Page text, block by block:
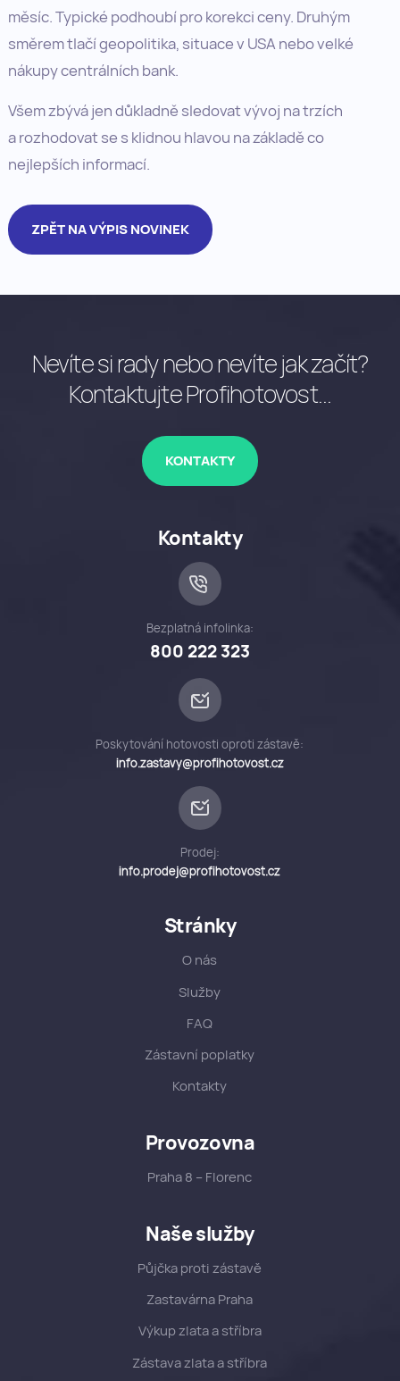
měsíc. Typické podhoubí pro korekci ceny. Druhým
směrem tlačí geopolitika, situace v USA nebo velké
nákupy centrálních bank.
Všem zbývá jen důkladně sledovat vývoj na trzích
a rozhodovat se s klidnou hlavou na základě co
nejlepších informací.
ZPĚT NA VÝPIS NOVINEK
Nevíte si rady nebo nevíte jak začít?
Kontaktujte Profihotovost...
KONTAKTY
Kontakty
Bezplatná infolinka:
800 222 323
Poskytování hotovosti oproti zástavě:
info.zastavy@profihotovost.cz
Prodej:
info.prodej@profihotovost.cz
Stránky
O nás
Služby
FAQ
Zástavní poplatky
Kontakty
Provozovna
Praha 8 – Florenc
Naše služby
Půjčka proti zástavě
Zastavárna Praha
Výkup zlata a stříbra
Zástava zlata a stříbra